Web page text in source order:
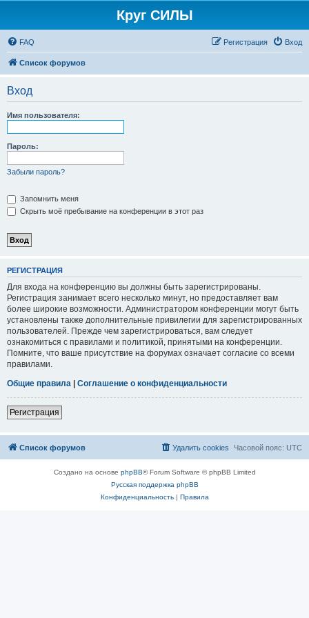
Круг СИЛЫ
FAQ Вход
Регистрация
Список форумов
Вход
Имя пользователя:
Пароль:
Забыли пароль?
Запомнить меня
Скрыть моё пребывание на конференции в этот раз
РЕГИСТРАЦИЯ
Для входа на конференцию вы должны быть зарегистрированы.
Регистрация занимает всего несколько минут, но предоставляет вам
более широкие возможности. Администратором конференции могут быть
установлены также дополнительные привилегии для зарегистрированных
пользователей. Прежде чем зарегистрироваться, вам следует
ознакомиться с правилами и политикой, принятыми на конференции.
Помните, что ваше присутствие на форумах означает согласие со всеми
правилами.
Общие правила | Соглашение о конфиденциальности
Регистрация
Список форумов Часовой пояс: UTC
Удалить cookies
Создано на основе phpBB® Forum Software © phpBB Limited
Русская поддержка phpBB
Конфиденциальность| Правила